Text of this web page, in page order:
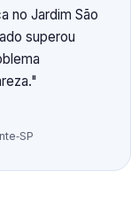
no Jardim São
superou